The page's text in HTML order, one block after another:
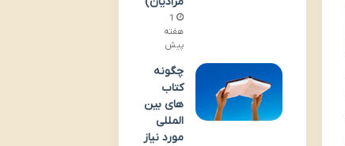
1
هفته
پیش
چگونه
کتاب
های بین
المللی
مورد نیاز